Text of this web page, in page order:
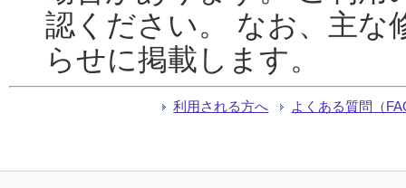
認ください。 なお、主な
らせに掲載します。
利用される方へ よくある質問（